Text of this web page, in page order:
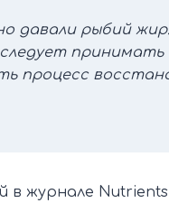
давали рыбий
процесс
в журнале